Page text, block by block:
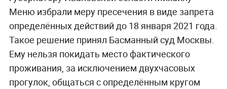
Меню избрали меру пресечения в виде запрета
определённых действий до 18 января 2021 года.
Такое решение принял Басманный суд Москвы.
Ему нельзя покидать место фактического
проживания, за исключением двухчасовых
прогулок, общаться с определённым кругом